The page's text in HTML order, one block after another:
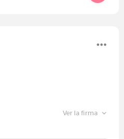
Ver la firma